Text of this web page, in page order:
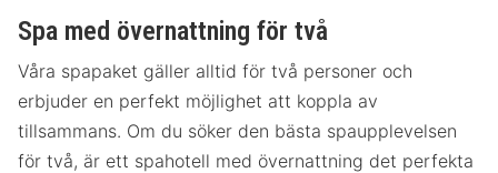
Spa med övernattning för två
Våra spapaket gäller alltid för två personer och
erbjuder en perfekt möjlighet att koppla av
tillsammans. Om du söker den bästa spaupplevelsen
för två, är ett spahotell med övernattning det perfekta